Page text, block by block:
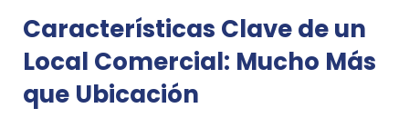
Características Clave de un
Local Comercial: Mucho Más
que Ubicación